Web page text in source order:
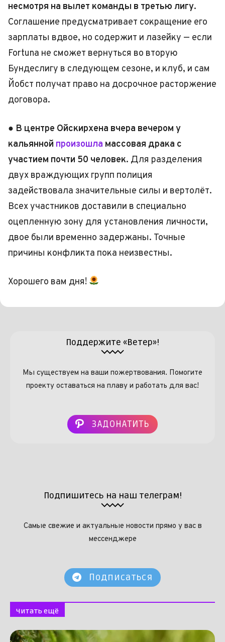
несмотря на вылет команды в третью лигу.
Соглашение предусматривает сокращение его
зарплаты вдвое, но содержит и лазейку — если
Fortuna не сможет вернуться во вторую
Бундеслигу в следующем сезоне, и клуб, и сам
Йобст получат право на досрочное расторжение
договора.
● В центре Ойскирхена вчера вечером у
кальянной произошла массовая драка с
участием почти 50 человек. Для разделения
двух враждующих групп полиция
задействовала значительные силы и вертолёт.
Всех участников доставили в специально
оцепленную зону для установления личности,
двое были временно задержаны. Точные
причины конфликта пока неизвестны.
Хорошего вам дня!
Поддержите «Ветер»!
Мы существуем на ваши пожертвования. Помогите
проекту оставаться на плаву и работать для вас!
ЗАДОНАТИТЬ
Подпишитесь на наш телеграм!
Самые свежие и актуальные новости прямо у вас в
мессенджере
Подписаться
Читать ещё